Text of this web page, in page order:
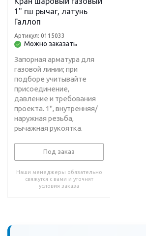
1" гш рычаг, латунь
Галлоп
Можно заказать
Артикул: 0115033
Запорная арматура для
газовой линии; при
подборе учитывайте
присоединение,
давление и требования
проекта. 1", внутренняя/
наружная резьба,
рычажная рукоятка.
Под заказ
Наши менеджеры обязательно
свяжутся с вами и уточнят
условия заказа